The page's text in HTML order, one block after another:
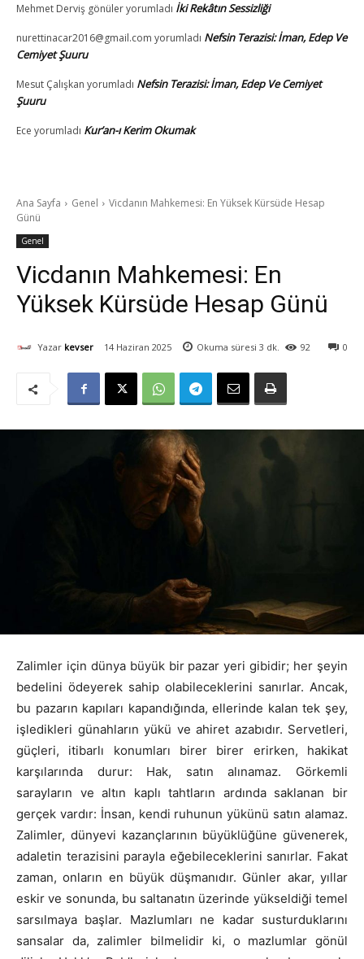
Mehmet Derviş gönüleryorumladı İki Rekâtın Sessizliği
nurettinacar2016@gmail.com yorumladı Nefsin Terazisi: İman, Edep Ve
Cemiyet Şuuru
Mesut Çalışkan yorumladı Nefsin Terazisi: İman, Edep Ve Cemiyet
Şuuru
Ece yorumladı Kur’an-ı Kerim Okumak